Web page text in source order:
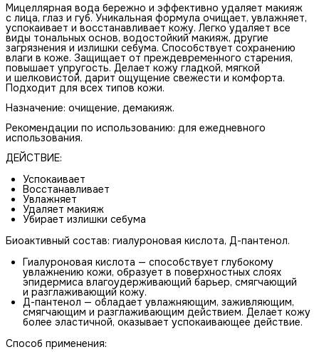
Мицеллярная вода бережно и эффективно удаляет макияж
с лица, глаз и губ. Уникальная формула очищает, увлажняет,
успокаивает и восстанавливает кожу. Легко удаляет все
виды тональных основ, водостойкий макияж, другие
загрязнения и излишки себума. Способствует сохранению
влаги в коже. Защищает от преждевременного старения,
повышает упругость. Делает кожу гладкой, мягкой
и шелковистой, дарит ощущение свежести и комфорта.
Подходит для всех типов кожи.
Назначение: очищение, демакияж.
Рекомендации по использованию: для ежедневного
использования.
ДЕЙСТВИЕ:
Успокаивает
Восстанавливает
Увлажняет
Удаляет макияж
Убирает излишки себума
Биоактивный состав: гиалуроновая кислота, Д-пантенол.
Гиалуроновая кислота — способствует глубокому
увлажнению кожи, образует в поверхностных слоях
эпидермиса влагоудерживающий барьер, смягчающий
и разглаживающий кожу.
Д-пантенол — обладает увлажняющим, заживляющим,
смягчающим и разглаживающим действием. Делает кожу
более эластичной, оказывает успокаивающее действие.
Способ применения: